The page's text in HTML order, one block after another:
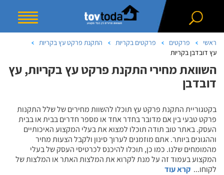
ראשי פרקטים פרקטים בקריות
התקנת פרקט עץ בקריות
עץ דובדבן בקריות
השוואת מחירי התקנת פרקט עץ בקריות, עץ
דובדבן
בקטגוריית התקנת פרקט עץ תוכלו להשוות מחירים של שלל התקנות
פרקט טבעי בין אם מדובר בחדר אחד או מספר חדרים בבית או בבית
העסק. באתר טוב תודה תוכלו למצוא את בעלי המקצוע האיכותיים
וההגונים ביותר. אתם מוזמנים לערוך סינון ולקבל הצעות מחיר
מהמומחים שלנו. כמו כן, תוכלו להיכנס לכרטיסי העסק של בעלי
המקצוע בעמוד זה על מנת לקרוא את המלצות האתר או המלצות של
לקוחו... קרא עוד